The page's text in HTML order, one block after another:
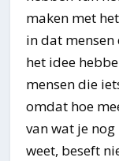
maken met
in dat
het idee
mensen die
omdat hoe
van wat je
weet, beseft